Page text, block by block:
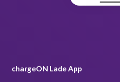
chargeON Lade App